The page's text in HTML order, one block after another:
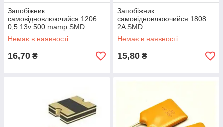
Запобіжник
самовідновлюючийся 1206
0,5 13v 500 mamp SMD
Немає в наявності
16,70 ₴
Запобіжник
самовідновлюючийся 1808
2A SMD
Немає в наявності
15,80 ₴